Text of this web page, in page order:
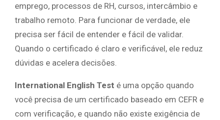
emprego, processos de RH, cursos, intercâmbio e
trabalho remoto. Para funcionar de verdade, ele
precisa ser fácil de entender e fácil de validar.
Quando o certificado é claro e verificável, ele reduz
dúvidas e acelera decisões.
International English Test é uma opção quando
você precisa de um certificado baseado em CEFR e
com verificação, e quando não existe exigência de